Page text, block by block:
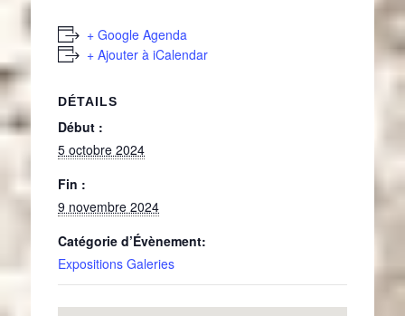
+ Google Agenda
+ Ajouter à iCalendar
DÉTAILS
Début :
5 octobre 2024
Fin :
9 novembre 2024
Catégorie d’Évènement:
Expositions Galeries